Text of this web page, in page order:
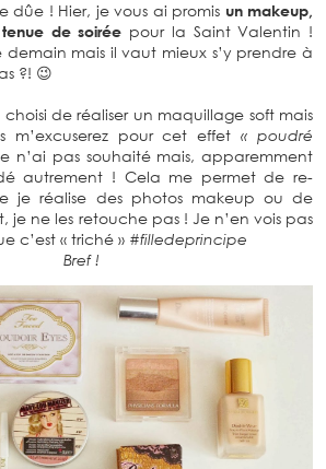
dûe ! Hier, je vous ai promis un makeup,
de soirée pour la Saint Valentin !
demain mais il vaut mieux s’y prendre à
?! 😉
choisi de réaliser un maquillage soft mais
m’excuserez pour cet effet« poudré
n’ai pas souhaité mais, apparemment
autrement ! Cela me permet de re-
je réalise des photos makeup ou de
je ne les retouche pas ! Je n’en vois pas
c’est « triché » #filledeprincipe
Bref !